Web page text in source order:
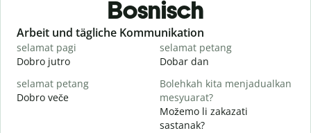
Bosnisch
Slide 1 of 6
Arbeit und tägliche Kommunikation
selamat pagi
Dobro jutro
selamat petang
Dobar dan
selamat petang
Dobro veče
Bolehkah kita menjadualkan
mesyuarat?
Možemo li zakazati
sastanak?